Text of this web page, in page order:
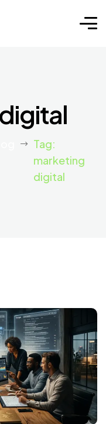
Tag:
marketing
digital